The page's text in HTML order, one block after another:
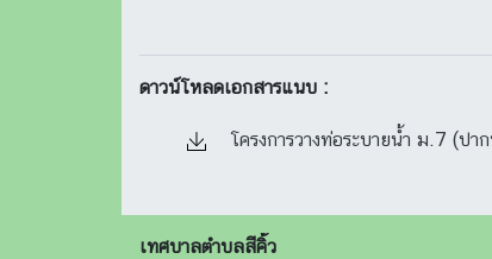
ดาวน์โหลดเอกสารแนบ :
โครงการวางท่อระบายน้ำ ม.7 (ปา
เทศบาลตำบลสีคิ้ว